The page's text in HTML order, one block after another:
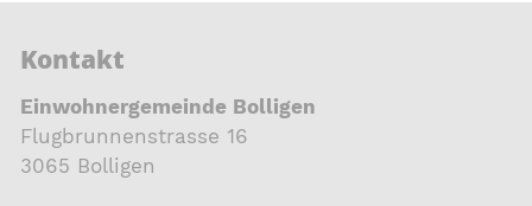
Kontakt
Einwohnergemeinde Bolligen
Flugbrunnenstrasse 16
3065 Bolligen